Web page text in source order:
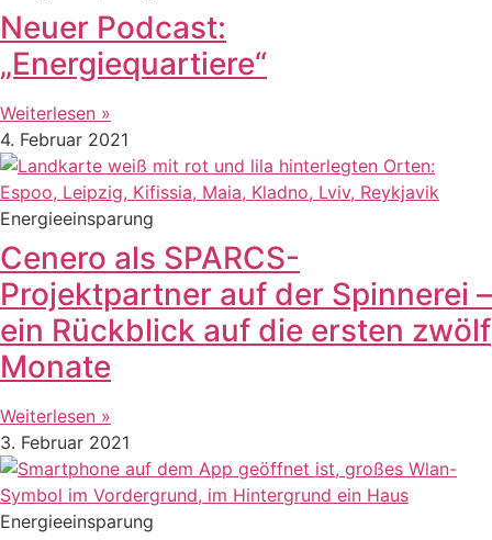
Neuer Podcast:
„Energiequartiere“
Weiterlesen »
4. Februar 2021
Energieeinsparung
Cenero als SPARCS-
Projektpartner auf der Spinnerei –
ein Rückblick auf die ersten zwölf
Monate
Weiterlesen »
3. Februar 2021
Energieeinsparung